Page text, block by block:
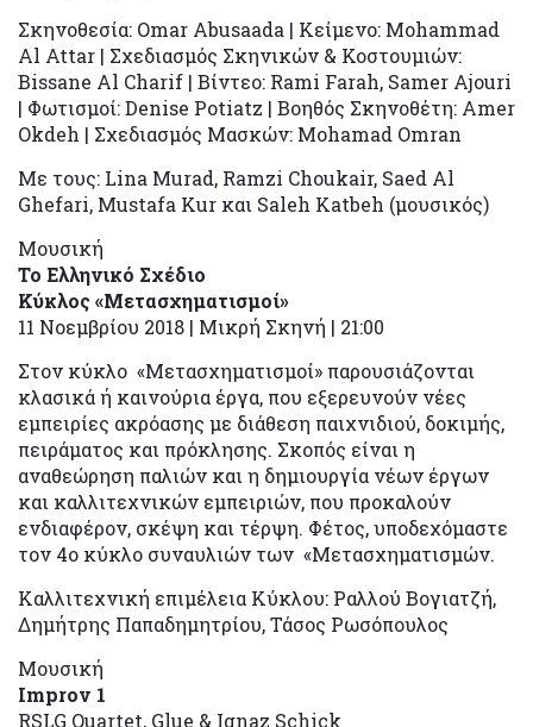
Σκηνοθεσία: Omar Abusaada | Κείμενο: Mohammad
Al Attar | Σχεδιασμός Σκηνικών & Κοστουμιών:
Bissane Al Charif | Βίντεο: Rami Farah, Samer Ajouri
| Φωτισμοί: Denise Potiatz | Βοηθός Σκηνοθέτη: Amer
Okdeh | Σχεδιασμός Μασκών: Mohamad Omran
Με τους: Lina Murad, Ramzi Choukair, Saed Al
Ghefari, Mustafa Kur και Saleh Katbeh (μουσικός)
Μουσική
Το Ελληνικό Σχέδιο
Κύκλος «Μετασχηματισμοί»
11 Νοεμβρίου 2018 | Μικρή Σκηνή | 21:00
Στον κύκλο «Μετασχηματισμοί» παρουσιάζονται
κλασικά ή καινούρια έργα, που εξερευνούν νέες
εμπειρίες ακρόασης με διάθεση παιχνιδιού, δοκιμής,
πειράματος και πρόκλησης. Σκοπός είναι η
αναθεώρηση παλιών και η δημιουργία νέων έργων
και καλλιτεχνικών εμπειριών, που προκαλούν
ενδιαφέρον, σκέψη και τέρψη. Φέτος, υποδεχόμαστε
τον 4ο κύκλο συναυλιών των «Μετασχηματισμών.
Καλλιτεχνική επιμέλεια Κύκλου: Ραλλού Βογιατζή,
Δημήτρης Παπαδημητρίου, Τάσος Ρωσόπουλος
Μουσική
Improv 1
RSLG Quartet, Glue & Ignaz Schick